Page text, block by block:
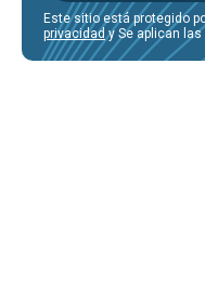
Este sitio está protegido
privacidad y Se aplican las